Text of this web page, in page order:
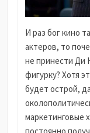
И раз бог кино
актеров, то
не принести Ди
фигурку? Хотя
будет острой,
маркетинговые